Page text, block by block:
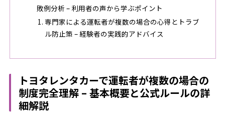
敗例分析 – 利用者の声から学ぶポイント
専門家による運転者が複数の場合の心得とトラブ
ル防止策 – 経験者の実践的アドバイス
トヨタレンタカーで運転者が複数の場合の
制度完全理解 – 基本概要と公式ルールの詳
細解説